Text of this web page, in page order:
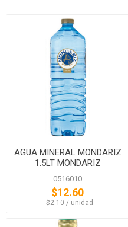
AGUA MINERAL MONDARIZ
1.5LT MONDARIZ
0516010
$12.60
‏‏‎ ‎‏‏‎ ‎$2.10 / unidad